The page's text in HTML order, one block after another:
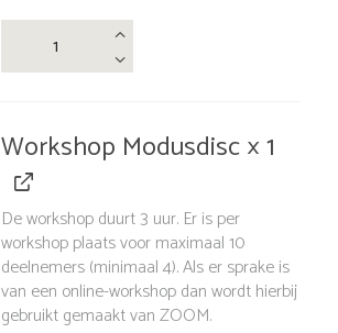
Modusdisc
Workshop Modusdisc× 1
De workshop duurt 3 uur. Er is per
workshop plaats voor maximaal 10
deelnemers (minimaal 4). Als er sprake is
van een online-workshop dan wordt hierbij
gebruikt gemaakt van ZOOM.